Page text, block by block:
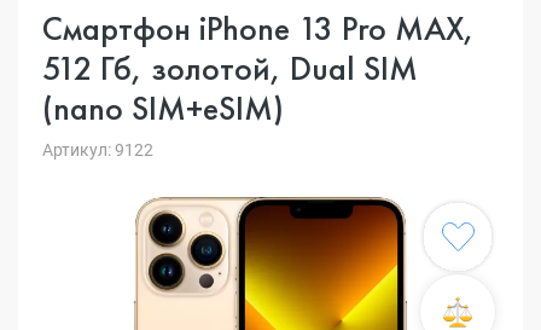
Смартфон iPhone 13 Pro MAX,
512 Гб, золотой, Dual SIM
(nano SIM+eSIM)
Артикул: 9122